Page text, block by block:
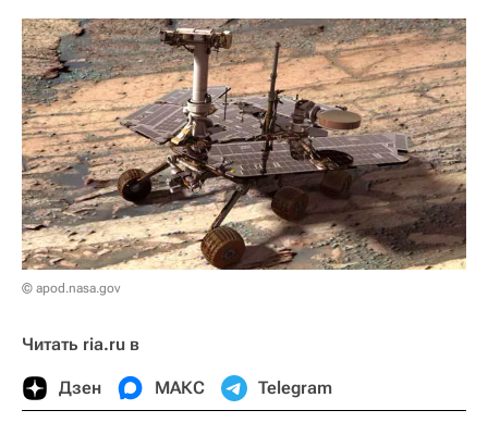
© apod.nasa.gov
Читать ria.ru в
Дзен МАКС Telegram